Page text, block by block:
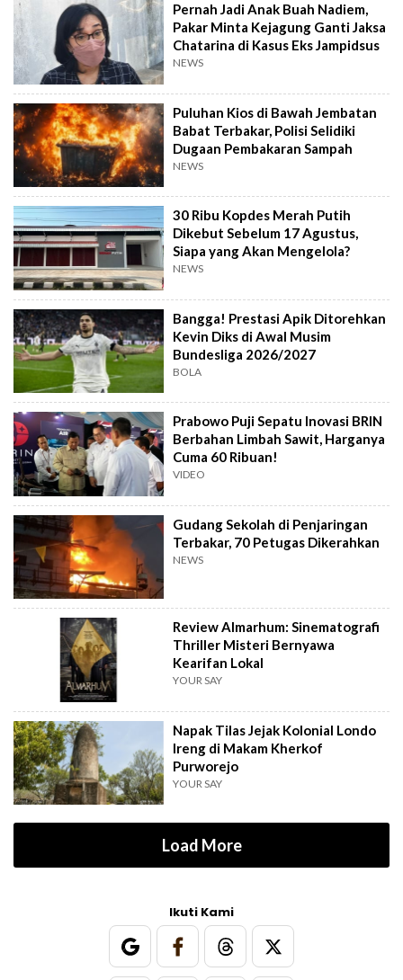
Pernah Jadi Anak Buah Nadiem,
Pakar Minta Kejagung Ganti Jaksa
Chatarina di Kasus Eks Jampidsus
NEWS
Puluhan Kios di Bawah Jembatan
Babat Terbakar, Polisi Selidiki
Dugaan Pembakaran Sampah
NEWS
30 Ribu Kopdes Merah Putih
Dikebut Sebelum 17 Agustus,
Siapa yang Akan Mengelola?
NEWS
Bangga! Prestasi Apik Ditorehkan
Kevin Diks di Awal Musim
Bundesliga 2026/2027
BOLA
Prabowo Puji Sepatu Inovasi BRIN
Berbahan Limbah Sawit, Harganya
Cuma 60 Ribuan!
VIDEO
Gudang Sekolah di Penjaringan
Terbakar, 70 Petugas Dikerahkan
NEWS
Review Almarhum: Sinematografi
Thriller Misteri Bernyawa
Kearifan Lokal
YOUR SAY
Napak Tilas Jejak Kolonial Londo
Ireng di Makam Kherkof
Purworejo
YOUR SAY
Load More
Ikuti Kami